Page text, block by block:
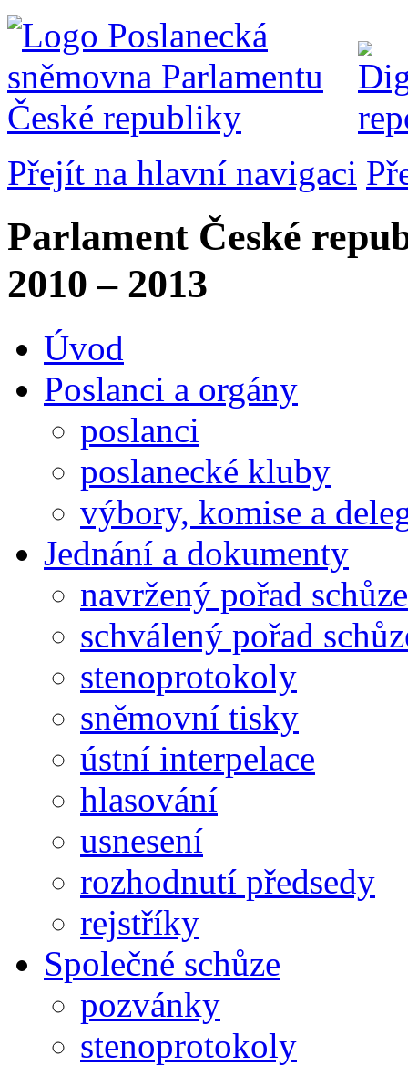
Přejít na hlavní navigaci
Parlament České
2010 – 2013
Úvod
Poslanci a orgány
poslanci
poslanecké kluby
výbory, komise a
Jednání a dokumenty
navržený pořad schůze
schválený pořad
stenoprotokoly
sněmovní tisky
ústní interpelace
hlasování
usnesení
rozhodnutí předsedy
rejstříky
Společné schůze
pozvánky
stenoprotokoly